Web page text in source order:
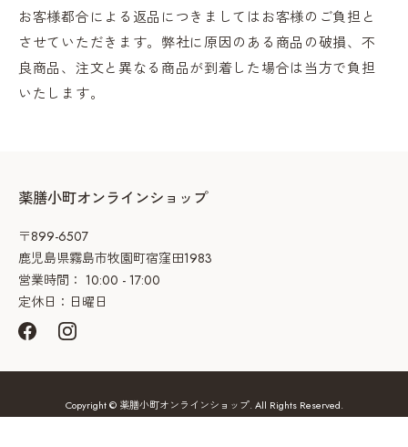
お客様都合による返品につきましてはお客様のご負担と
させていただきます。弊社に原因のある商品の破損、不
良商品、注文と異なる商品が到着した場合は当方で負担
いたします。
薬膳小町オンラインショップ
〒899-6507
鹿児島県霧島市牧園町宿窪田1983
営業時間： 10:00 - 17:00
定休日：日曜日
Copyright © 薬膳小町オンラインショップ. All Rights Reserved.